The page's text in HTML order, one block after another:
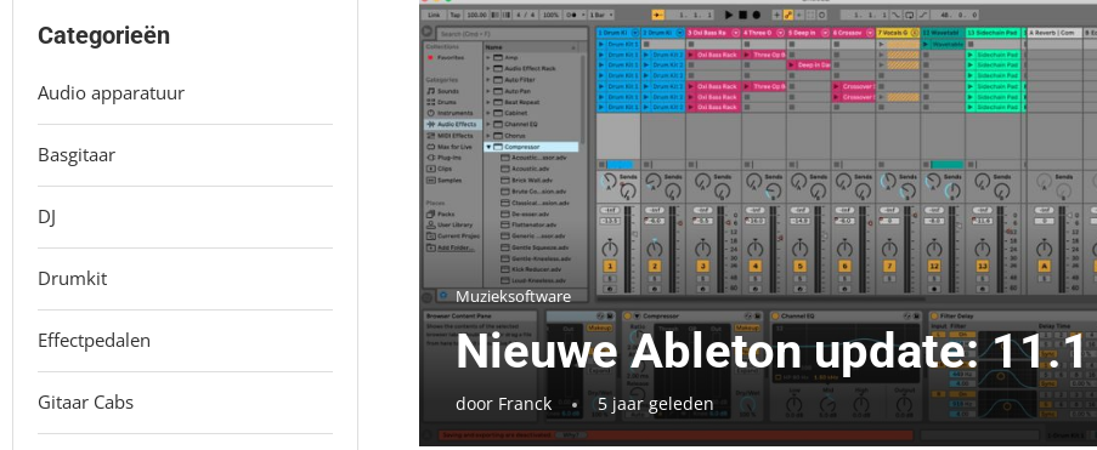
Muzieksoftware
Nieuwe Ableton update: 11.1
door Franck 5 jaar geleden
Categorieën
Audio apparatuur
Basgitaar
DJ
Drumkit
Effectpedalen
Gitaar Cabs